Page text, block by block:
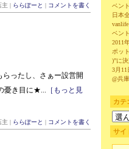
主 | ららぽーと | コメントを書く
ったし、さぁー設営開
憂き目に★... ［もっと見
主 | ららぽーと | コメントを書く
ベン
日本
ベン
2011
ポッ
)”に決
3月
@兵
カテ
サイ